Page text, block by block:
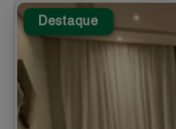
Destaque